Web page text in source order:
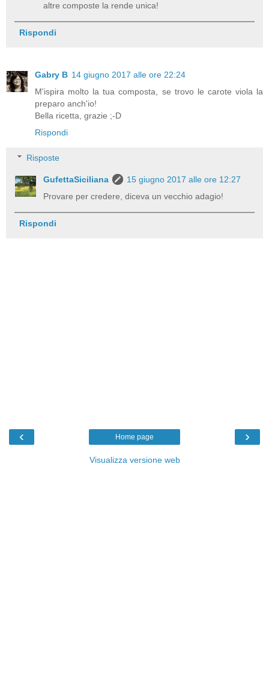
altre composte la rende unica!
Rispondi
Gabry B 14 giugno 2017 alle ore 22:24
M'ispira molto la tua composta, se trovo le carote viola la
preparo anch'io!
Bella ricetta, grazie ;-D
Rispondi
Risposte
GufettaSiciliana
15 giugno 2017 alle ore 12:27
Provare per credere, diceva un vecchio adagio!
Rispondi
‹ ›
Home page
Visualizza versione web